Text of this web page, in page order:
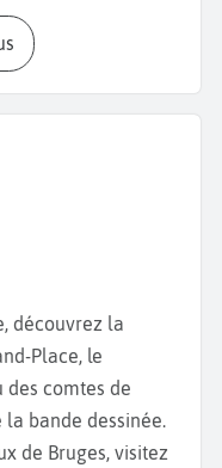
votre visite
plus belle d’Europe
voir l’hôtel de ville,
baroques
connue et la plus
manquez pas non
Saints-Michel-et-
avec son mélange
découvrez la
Place, le
comtes de
la bande dessinée.
de Bruges, visitez